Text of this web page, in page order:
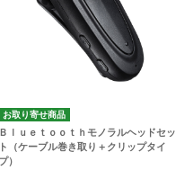
お取り寄せ商品
Ｂｌｕｅｔｏｏｔｈモノラルヘッドセッ
ト（ケーブル巻き取り＋クリップタイ
プ）